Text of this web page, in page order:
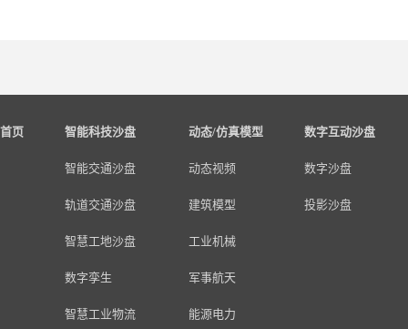
首页 智能科技沙盘
智能交通沙盘
轨道交通沙盘
智慧工地沙盘
数字孪生
智慧工业物流
动态/仿真模型
动态视频
建筑模型
工业机械
军事航天
能源电力
数字互动沙盘
数字沙盘
投影沙盘